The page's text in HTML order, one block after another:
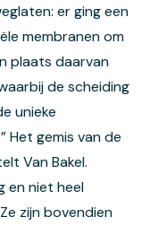
er ging een
membranen om
plaats daarvan
de scheiding
unieke
Het gemis van de
Van Bakel.
en niet heel
zijn bovendien